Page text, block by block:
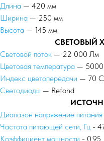
Длина — 420 мм
Ширина — 250 мм
Высота — 145 мм
СВЕТОВЫЙ
Световой поток — 22 000 Лм
Цветовая температура —
Индекс цветопередачи — 70
Светодиоды — Refond
Диапазон напряжение
Частота питающей сети, Гц -
Коэффициент мощности - 0.95